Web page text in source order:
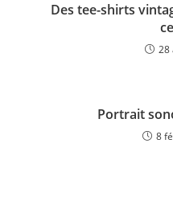
Des tee-shirts
28
Portrait
8